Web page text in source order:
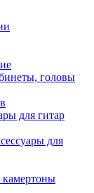
головы
для гитар
для